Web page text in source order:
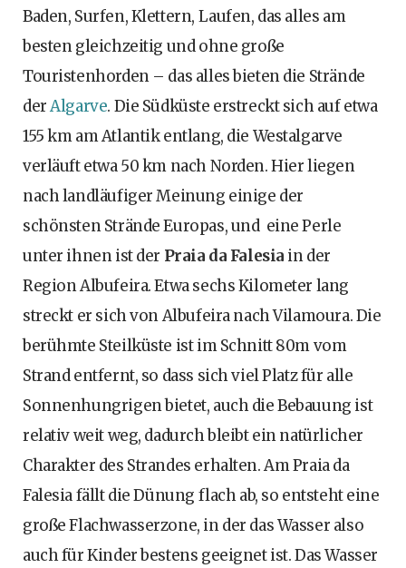
Baden, Surfen, Klettern, Laufen, das alles am
besten gleichzeitig und ohne große
Touristenhorden – das alles bieten die Strände
derAlgarve. Die Südküste erstreckt sich auf etwa
155 km am Atlantik entlang, die Westalgarve
verläuft etwa 50 km nach Norden. Hier liegen
nach landläufiger Meinung einige der
schönsten Strände Europas, und eine Perle
unter ihnen ist der Praia da Falesia in der
Region Albufeira. Etwa sechs Kilometer lang
streckt er sich von Albufeira nach Vilamoura. Die
berühmte Steilküste ist im Schnitt 80m vom
Strand entfernt, so dass sich viel Platz für alle
Sonnenhungrigen bietet, auch die Bebauung ist
relativ weit weg, dadurch bleibt ein natürlicher
Charakter des Strandes erhalten. Am Praia da
Falesia fällt die Dünung flach ab, so entsteht eine
große Flachwasserzone, in der das Wasser also
auch für Kinder bestens geeignet ist. Das Wasser